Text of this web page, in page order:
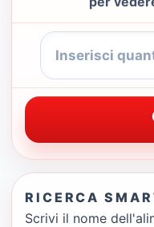
RICERCA
Scrivi il nome